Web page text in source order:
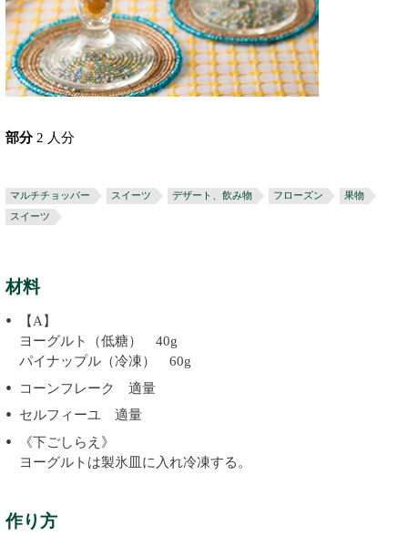
部分 2 人分
マルチチョッパー スイーツ デザート、飲み物 フローズン
果物
スイーツ
材料
【A】
ヨーグルト（低糖） 40g
パイナップル（冷凍） 60g
コーンフレーク 適量
セルフィーユ 適量
《下ごしらえ》
ヨーグルトは製氷皿に入れ冷凍する。
作り方